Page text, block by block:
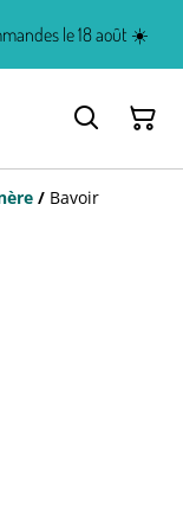
le 18 août ☀️
/ Bavoir